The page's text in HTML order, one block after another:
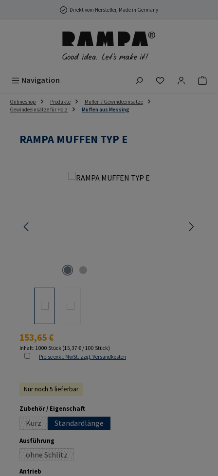
Zum Hauptinhalt springenDirekt vom Hersteller, Made in Germany
Navigation Du hast 0
Onlineshop Produkte
Muffen / Gewindeeinsätze
Gewindeeinsätze für Holz
Muffen aus Messing
RAMPA MUFFEN TYP E
Bildergalerie überspringen
Regulärer Preis:
153,65 €
Inhalt: 1000 Stück (15,37 € / 100 Stück)
Preise exkl. MwSt. zzgl. Versandkosten
Nur noch 5 lieferbar
Zubehör / Eigenschaft
Kurz(Diese Option ist zurzeit nicht verfügbar.)
Standardlänge
Ausführung
ohne Schlitz(Diese Option ist zurzeit nicht verfügbar.)
Antrieb